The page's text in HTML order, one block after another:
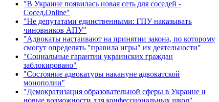
"В Украине появилась новая сеть для соседей -
Сосед.Online"
"Не депутатами единственными: ГПУ наказывать
чиновников АПУ"
"Адвокаты настаивают на принятии закона, по которому
смогут определять "правила игры" их деятельности"
"Социальные гарантии украинских граждан
заблокировано"
"Состояние адвокатуры накануне адвокатской
монополии"
"Демократизация образовательной сферы в Украине и
новые возможности для конфессиональных школ"